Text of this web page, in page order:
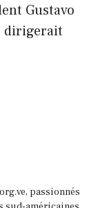
Gustavo
dirigerait
passionnés